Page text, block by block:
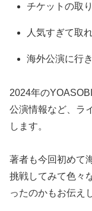
チケットの取
人気すぎて取
海外公演に行
2024年の
公演情報など、ラ
します。
著者も今回初めて
挑戦してみて色々
ったのかもお伝え